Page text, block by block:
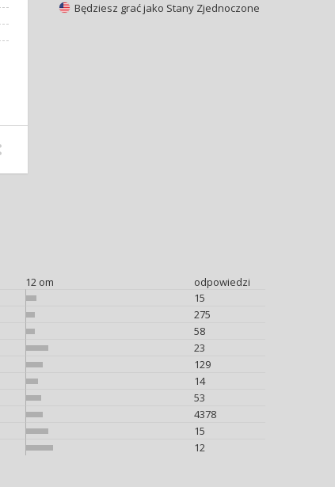
Będziesz grać jako Stany Zjednoczone
12 om
odpowiedzi
15
275
58
23
129
14
53
4378
15
12